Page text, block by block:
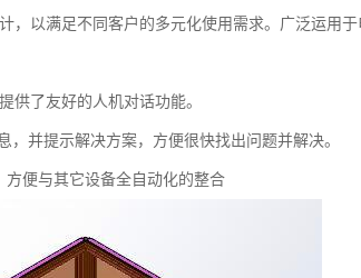
，以满足不同客户的多元化使用需求。广泛运用
供了友好的人机对话功能。
并提示解决方案，方便很快找出问题并解决。
方便与其它设备全自动化的整合